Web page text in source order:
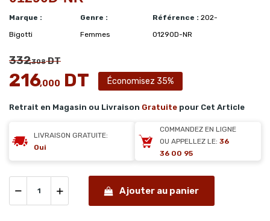
Marque :
Bigotti
Genre :
Femmes
Référence : 202-
01290D-NR
332,308DT
216,000 DT Économisez 35%
Retrait en Magasin ou Livraison Gratuite pour Cet Article
LIVRAISON GRATUITE:
Oui
COMMANDEZ EN LIGNE
OU APPELLEZ LE: 36
36 00 95
Ajouter au panier